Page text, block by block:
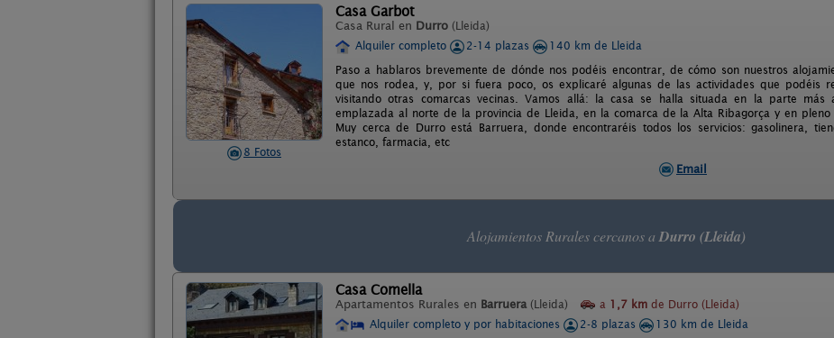
8 Fotos
Casa Garbot
Casa Rural en Durro (Lleida)
Alquiler completo
2-14 plazas
140 km de Lleida
Paso a hablaros brevemente de dónde nos podéis encontrar, de cómo son nuestros
que nos rodea, y, por si fuera poco, os explicaré algunas de las actividades que podéis
visitando otras comarcas vecinas. Vamos allá: la casa se halla situada en la parte
emplazada al norte de la provincia de Lleida, en la comarca de la Alta Ribagorça y en pleno
Muy cerca de Durro está Barruera, donde encontraréis todos los servicios: gasolinera,
estanco, farmacia, etc
Email
Alojamientos Rurales cercanos a Durro (Lleida)
Casa Comella
Apartamentos Rurales en Barruera (Lleida) a 1,7 km de Durro (Lleida)
Alquiler completo y por habitaciones
2-8 plazas
130 km de Lleida